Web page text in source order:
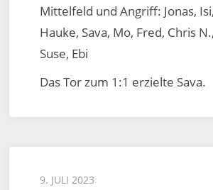
Mittelfeld und Angriff: Jonas,
Hauke, Sava, Mo, Fred, Chris
Suse, Ebi
Das Tor zum 1:1 erzielte Sava.
Posted
9. JULI 2023